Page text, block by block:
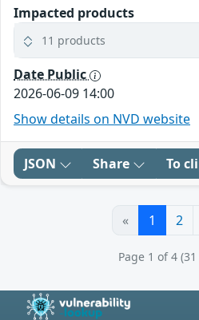
Impacted products
11 products
Date Public
2026-06-09 14:00
Show details on NVD website
JSON Share To
« 1 2
Page 1 of 4